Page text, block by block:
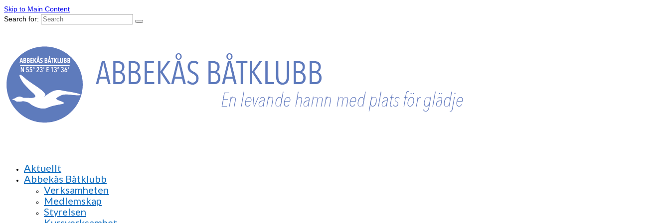
Skip to Main Content
Search for:
Aktuellt
Abbekås Båtklubb
Verksamheten
Medlemskap
Styrelsen